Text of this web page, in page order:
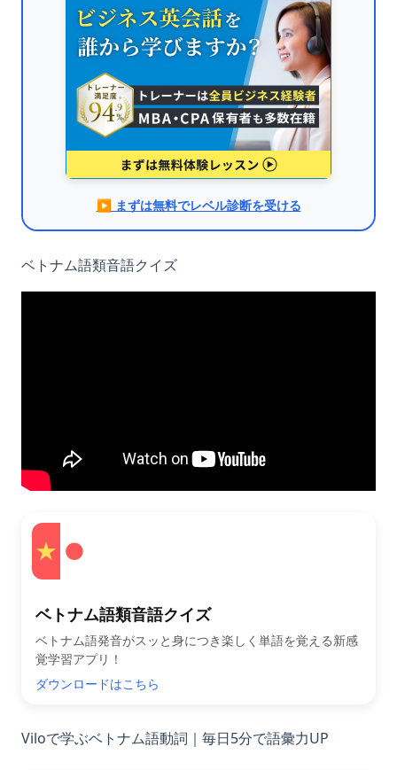
▶︎ まずは無料でレベル診断を受ける
ベトナム語類音語クイズ
ベトナム語類音語クイズ
ベトナム語発音がスッと身につき楽しく単語を覚える新感
覚学習アプリ！
ダウンロードはこちら
Viloで学ぶベトナム語動詞｜毎日5分で語彙力UP